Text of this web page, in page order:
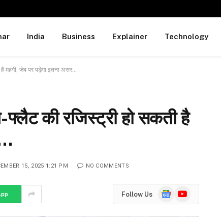
India Business Explainer Technology
महंगी, जेब पर पड़ेगा इतना असर…
की रजिस्ट्री हो सकती है
15, 2025 1:21 PM NO COMMENTS
Follow Us
GoogleYouTube